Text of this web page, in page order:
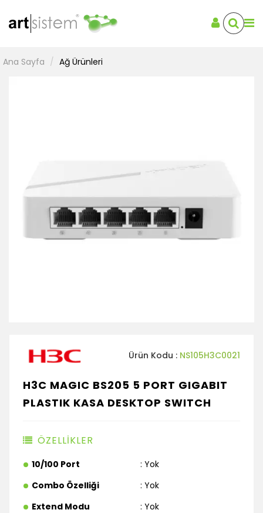
Ana Sayfa Ağ Ürünleri
Ürün Kodu : NS105H3C0021
H3C MAGIC BS205 5 PORT GIGABIT
PLASTIK KASA DESKTOP SWITCH
ÖZELLİKLER
10/100 Port
: Yok
Combo Özelliği
: Yok
Extend Modu
: Yok